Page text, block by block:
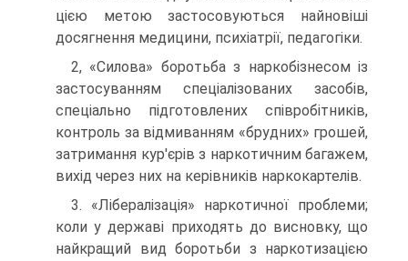
цією метою застосовуються найновіші
досягнення медицини, психіатрії, педагогіки.
2, «Силова» боротьба з наркобізнесом із
застосуванням спеціалізованих засобів,
спеціально підготовлених співробітників,
контроль за відмиванням «брудних» грошей,
затримання кур'єрів з наркотичним багажем,
вихід через них на керівників наркокартелів.
3. «Лібералізація» наркотичної проблеми;
коли у державі приходять до висновку, що
найкращий вид боротьби з наркотизацією